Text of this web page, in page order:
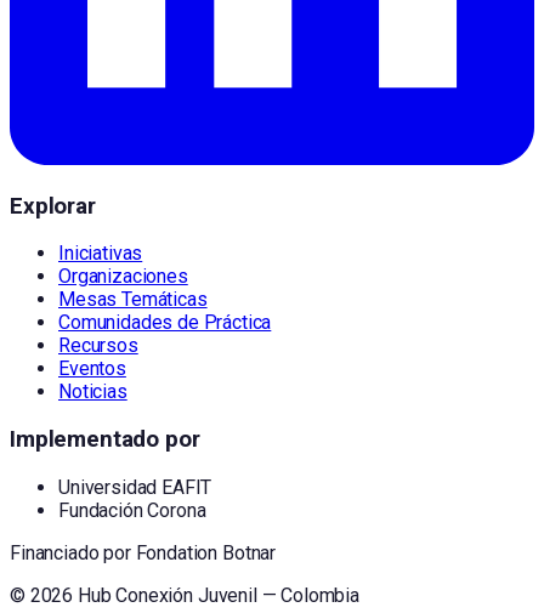
Explorar
Iniciativas
Organizaciones
Mesas Temáticas
Comunidades de Práctica
Recursos
Eventos
Noticias
Implementado por
Universidad EAFIT
Fundación Corona
Financiado por Fondation Botnar
© 2026 Hub Conexión Juvenil — Colombia